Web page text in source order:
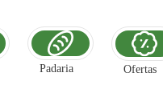
Padaria Ofertas